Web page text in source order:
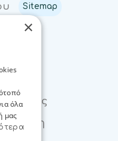
Sitemap
χάρτη
×
όλα
μας